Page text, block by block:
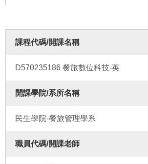
課程代碼/開課名稱
D570235186 餐旅數位科技-英
開課學院/系所名稱
民生學院-餐旅管理學系
職員代碼/開課老師